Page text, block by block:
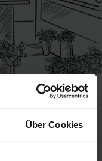
Über Cookies